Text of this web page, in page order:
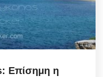
Επίσημη η